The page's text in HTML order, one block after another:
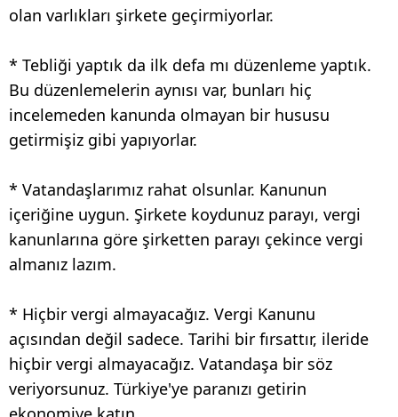
olan varlıkları şirkete geçirmiyorlar.
* Tebliği yaptık da ilk defa mı düzenleme yaptık.
Bu düzenlemelerin aynısı var, bunları hiç
incelemeden kanunda olmayan bir hususu
getirmişiz gibi yapıyorlar.
* Vatandaşlarımız rahat olsunlar. Kanunun
içeriğine uygun. Şirkete koydunuz parayı, vergi
kanunlarına göre şirketten parayı çekince vergi
almanız lazım.
* Hiçbir vergi almayacağız. Vergi Kanunu
açısından değil sadece. Tarihi bir fırsattır, ileride
hiçbir vergi almayacağız. Vatandaşa bir söz
veriyorsunuz. Türkiye'ye paranızı getirin